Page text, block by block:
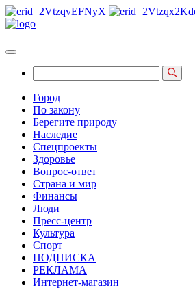
Город
По закону
Берегите природу
Наследие
Спецпроекты
Здоровье
Вопрос-ответ
Страна и мир
Финансы
Люди
Пресс-центр
Культура
Спорт
ПОДПИСКА
РЕКЛАМА
Интернет-магазин